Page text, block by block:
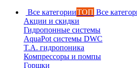
Все категорииТОП Все
Акции и скидки
Гидропонные системы
AquaPot системы DWC
T.A. гидропоника
Компрессоры и помпы
Горшки